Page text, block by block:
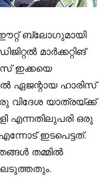
ബ്ലോഗുമായി
മാർക്കറ്റിങ്
ഇക്കയെ
ഏജന്റായ ഹാരിസ്
വിദേശ യാത്രയ്ക്ക്
എന്നതിലുപരി ഒരു
ഇടപെട്ടത്.
തമ്മിൽ